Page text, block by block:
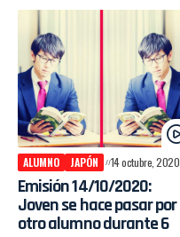
ALUMNO JAPÓN 14 octubre, 2020
Emisión 14/10/2020:
Joven se hace pasar por
otro alumno durante 6